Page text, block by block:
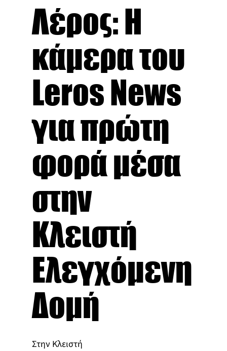
Λέρος: Η
κάμερα του
Leros News
για πρώτη
φορά μέσα
στην
Κλειστή
Ελεγχόμενη
Δομή
Στην Κλειστή